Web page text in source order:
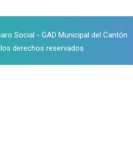
Social - GAD Municipal del Cantón
derechos reservados